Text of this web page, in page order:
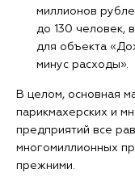
миллионов
до 130 человек,
для объекта
минус расходы».
В целом, основная
парикмахерских и
предприятий все
многомиллионных
прежними.